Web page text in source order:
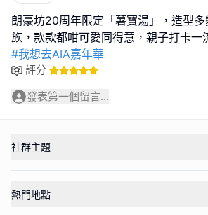
朗豪坊20周年限定「薯寶湯」，造型
#我想去AIA嘉年華
評分
發表第一個留言...
社群主題
熱門地點